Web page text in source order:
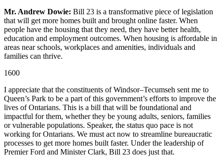
Mr. Andrew Dowie: Bill 23 is a transformative piece of legislation
that will get more homes built and brought online faster. When
people have the housing that they need, they have better health,
education and employment outcomes. When housing is affordable in
areas near schools, workplaces and amenities, individuals and
families can thrive.
1600
I appreciate that the constituents of Windsor–Tecumseh sent me to
Queen’s Park to be a part of this government’s efforts to improve the
lives of Ontarians. This is a bill that will be foundational and
impactful for them, whether they be young adults, seniors, families
or vulnerable populations. Speaker, the status quo pace is not
working for Ontarians. We must act now to streamline bureaucratic
processes to get more homes built faster. Under the leadership of
Premier Ford and Minister Clark, Bill 23 does just that.